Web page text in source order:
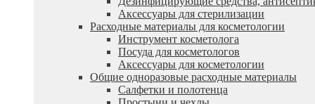
Аксессуары для стерилизации
Расходные материалы для косметологии
Инструмент косметолога
Посуда для косметологов
Аксессуары для косметологии
Общие одноразовые расходные материалы
Салфетки и полотенца